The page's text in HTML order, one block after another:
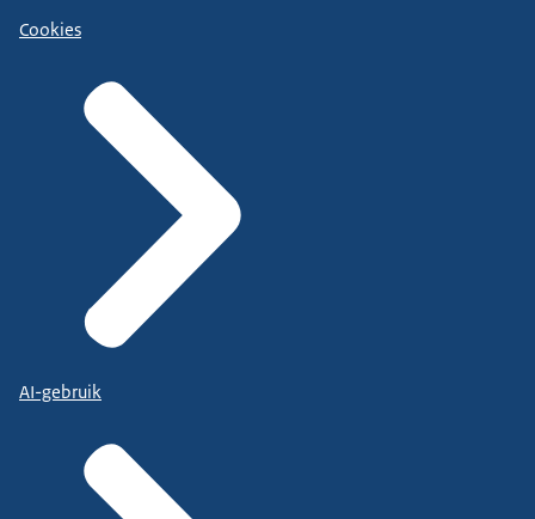
Cookies
AI-gebruik